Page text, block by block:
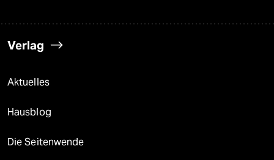
Verlag
Aktuelles
Hausblog
Die Seitenwende